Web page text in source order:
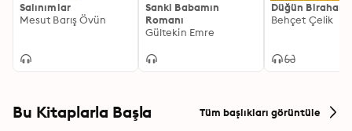
Salınımlar
Mesut Barış Övün
Sanki Babamın
Romanı
Gültekin Emre
Düğün
Behçet Çelik
Bu Kitaplarla Başla Tüm başlıkları görüntüle